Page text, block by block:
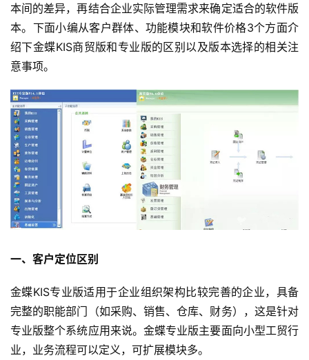
本间的差异，再结合企业实际管理需求来确定适合的软件版
本。下面小编从客户群体、功能模块和软件价格3个方面介
绍下金蝶KIS商贸版和专业版的区别以及版本选择的相关注
意事项。
一、客户定位区别
金蝶KIS专业版适用于企业组织架构比较完善的企业，具备
完整的职能部门（如采购、销售、仓库、财务），这是针对
专业版整个系统应用来说。金蝶专业版主要面向小型工贸行
业，业务流程可以定义，可扩展模块多。